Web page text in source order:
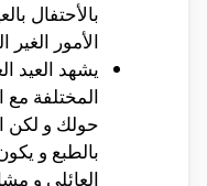
بالأحتفال
الأمور الغير
يشهد العيد
المختلفة مع
حولك و لكن
بالطبع و
العائلى و